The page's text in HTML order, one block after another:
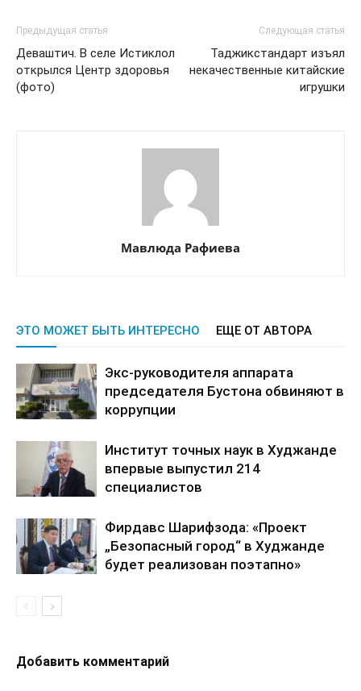
Предыдущая статья
Деваштич. В селе Истиклол
открылся Центр здоровья
(фото)
Следующая статья
Таджикстандарт изъял
некачественные китайские
игрушки
Мавлюда Рафиева
ЭТО МОЖЕТ БЫТЬ ИНТЕРЕСНО ЕЩЕ ОТ АВТОРА
Экс-руководителя аппарата
председателя Бустона обвиняют в
коррупции
Институт точных наук в Худжанде
впервые выпустил 214
специалистов
Фирдавс Шарифзода: «Проект
„Безопасный город“ в Худжанде
будет реализован поэтапно»
Добавить комментарий